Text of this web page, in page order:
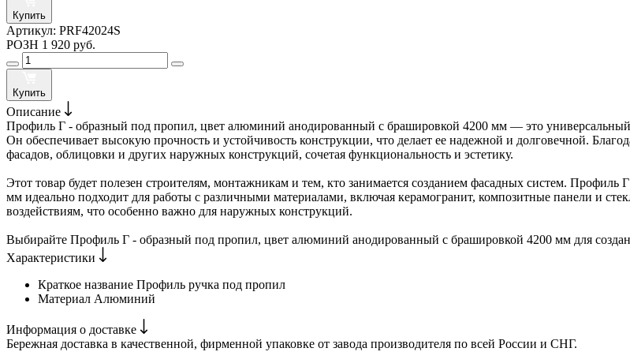
Купить
Артикул: PRF42024S
РОЗН 1 920 руб.
Купить
Описание
Профиль Г - образный под пропил, цвет алюминий анодированный с брашировкой 4200 мм — это универсальный
Он обеспечивает высокую прочность и устойчивость конструкции, что делает ее надежной и долговечной.
фасадов, облицовки и других наружных конструкций, сочетая функциональность и эстетику.
Этот товар будет полезен строителям, монтажникам и тем, кто занимается созданием фасадных систем.
мм идеально подходит для работы с различными материалами, включая керамогранит, композитные панели и
воздействиям, что особенно важно для наружных конструкций.
Выбирайте Профиль Г - образный под пропил, цвет алюминий анодированный с брашировкой 4200 мм для
Характеристики
Краткое название Профиль ручка под пропил
Материал Алюминий
Информация о доставке
Бережная доставка в качественной, фирменной упаковке от завода производителя по всей России и СНГ.